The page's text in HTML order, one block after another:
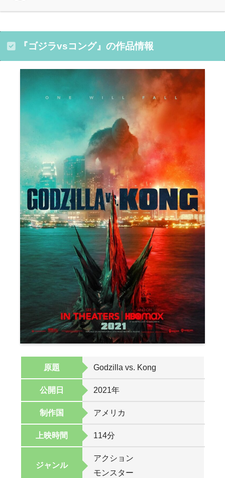
『ゴジラvsコング』の作品情報
原題 Godzilla vs. Kong
公開日 2021年
制作国 アメリカ
上映時間 114分
ジャンル
アクション
モンスター